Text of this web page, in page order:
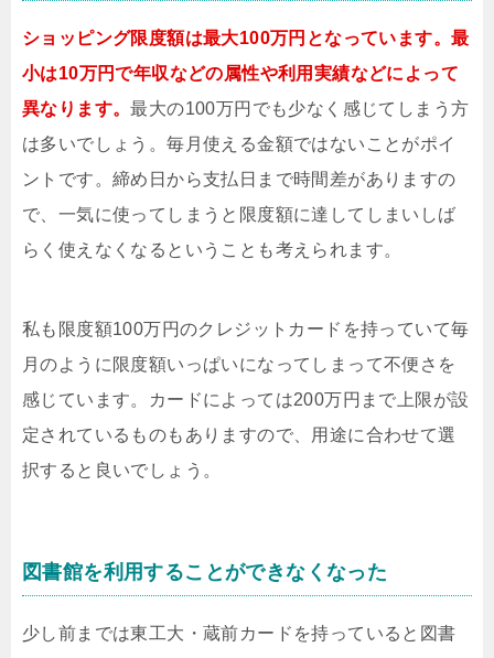
ショッピング限度額は最大100万円となっています。最
小は10万円で年収などの属性や利用実績などによって
異なります。最大の100万円でも少なく感じてしまう方
は多いでしょう。毎月使える金額ではないことがポイ
ントです。締め日から支払日まで時間差がありますの
で、一気に使ってしまうと限度額に達してしまいしば
らく使えなくなるということも考えられます。
私も限度額100万円のクレジットカードを持っていて毎
月のように限度額いっぱいになってしまって不便さを
感じています。カードによっては200万円まで上限が設
定されているものもありますので、用途に合わせて選
択すると良いでしょう。
図書館を利用することができなくなった
少し前までは東工大・蔵前カードを持っていると図書